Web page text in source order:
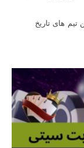
تیم های تاریخ